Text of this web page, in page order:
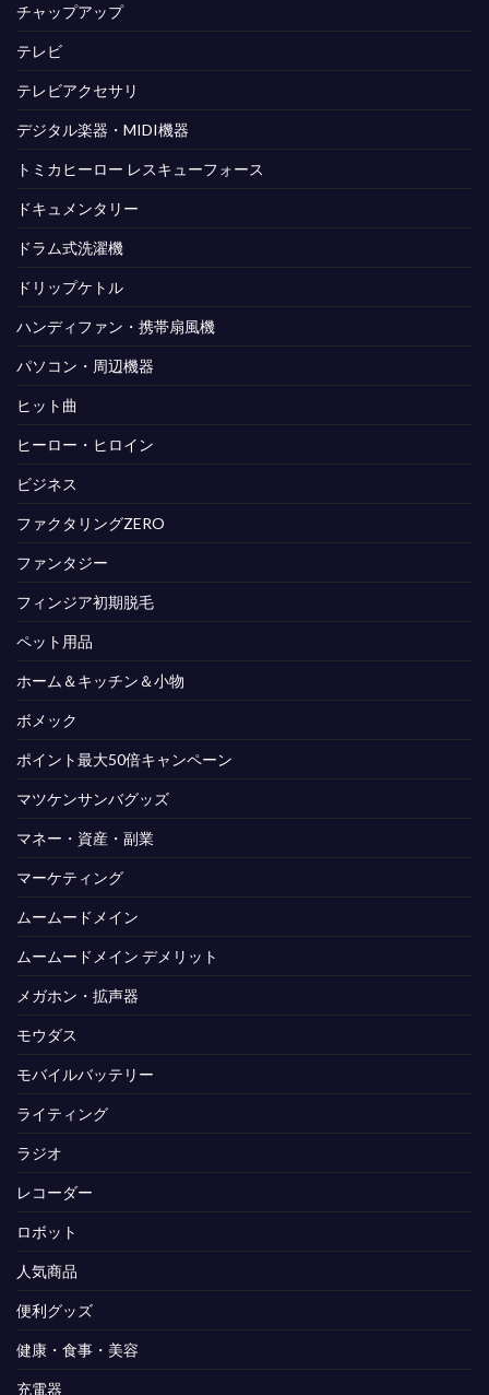
チャップアップ
テレビ
テレビアクセサリ
デジタル楽器・MIDI機器
トミカヒーロー レスキューフォース
ドキュメンタリー
ドラム式洗濯機
ドリップケトル
ハンディファン・携帯扇風機
パソコン・周辺機器
ヒット曲
ヒーロー・ヒロイン
ビジネス
ファクタリングZERO
ファンタジー
フィンジア初期脱毛
ペット用品
ホーム＆キッチン＆小物
ボメック
ポイント最大50倍キャンペーン
マツケンサンバグッズ
マネー・資産・副業
マーケティング
ムームードメイン
ムームードメイン デメリット
メガホン・拡声器
モウダス
モバイルバッテリー
ライティング
ラジオ
レコーダー
ロボット
人気商品
便利グッズ
健康・食事・美容
充電器